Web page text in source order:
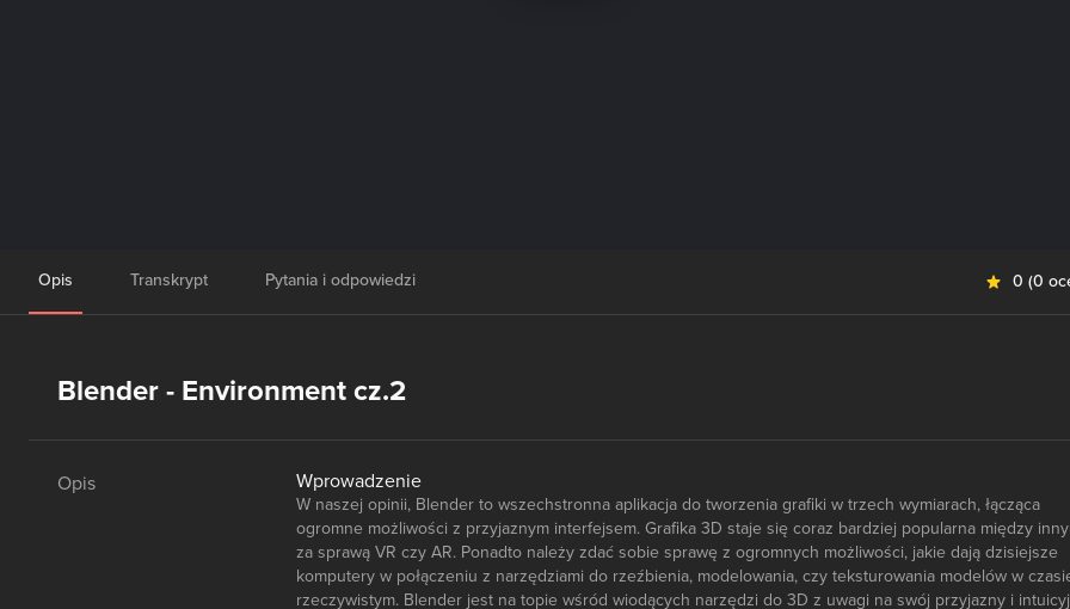
Opis Transkrypt Pytania i odpowiedzi 0 (0
Blender - Environment cz.2
Opis Wprowadzenie
W naszej opinii, Blender to wszechstronna aplikacja do tworzenia grafiki w trzech wymiarach, łącząca
ogromne możliwości z przyjaznym interfejsem. Grafika 3D staje się coraz bardziej popularna między
za sprawą VR czy AR. Ponadto należy zdać sobie sprawę z ogromnych możliwości, jakie dają dzisiejsze
komputery w połączeniu z narzędziami do rzeźbienia, modelowania, czy teksturowania modelów w
rzeczywistym. Blender jest na topie wśród wiodących narzędzi do 3D z uwagi na swój przyjazny i